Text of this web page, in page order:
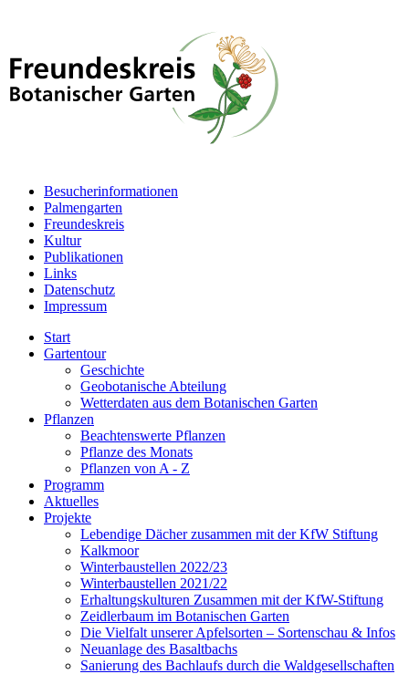
Besucherinformationen
Palmengarten
Freundeskreis
Kultur
Publikationen
Links
Datenschutz
Impressum
Start
Gartentour
Geschichte
Geobotanische Abteilung
Wetterdaten aus dem Botanischen Garten
Pflanzen
Beachtenswerte Pflanzen
Pflanze des Monats
Pflanzen von A - Z
Programm
Aktuelles
Projekte
Lebendige Dächer zusammen mit der KfW Stiftung
Kalkmoor
Winterbaustellen 2022/23
Winterbaustellen 2021/22
Erhaltungskulturen Zusammen mit der KfW-Stiftung
Zeidlerbaum im Botanischen Garten
Die Vielfalt unserer Apfelsorten – Sortenschau & Infos
Neuanlage des Basaltbachs
Sanierung des Bachlaufs durch die Waldgesellschaften